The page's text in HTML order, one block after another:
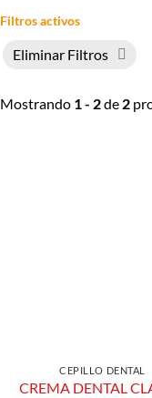
Filtros activos
Eliminar Filtros
Mostrando 1 - 2de 2
CEPILLO DENTAL
CREMA DENTAL